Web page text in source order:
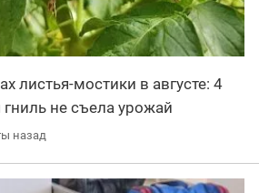
листья-мостики в августе: 4
не съела урожай
назад